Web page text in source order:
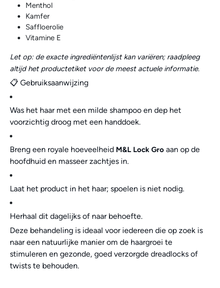
Menthol
Kamfer
Saffloerolie
Vitamine E
Let op: de exacte ingrediëntenlijst kan variëren; raadpleeg
altijd het productetiket voor de meest actuele informatie.
📋 Gebruiksaanwijzing
Was het haar met een milde shampoo en dep het
voorzichtig droog met een handdoek.
Breng een royale hoeveelheid M&L Lock Gro aan op de
hoofdhuid en masseer zachtjes in.
Laat het product in het haar; spoelen is niet nodig.
Herhaal dit dagelijks of naar behoefte.
Deze behandeling is ideaal voor iedereen die op zoek is
naar een natuurlijke manier om de haargroei te
stimuleren en gezonde, goed verzorgde dreadlocks of
twists te behouden.